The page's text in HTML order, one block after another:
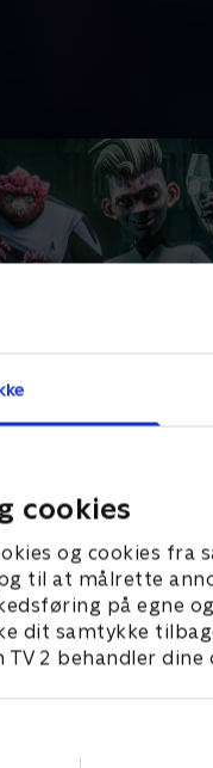
cookies
og cookies fra
til at målrette
på egne
dit samtykke
TV 2 behandler dine
Lad sovende Borg
besætningen støder